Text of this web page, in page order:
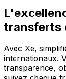
transferts
Avec Xe,
internationaux.
transparence,